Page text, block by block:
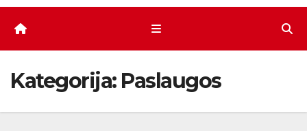
Kategorija: Paslaugos